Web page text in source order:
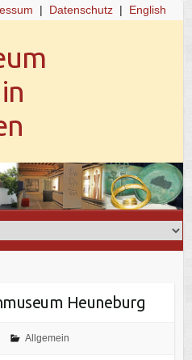
| Datenschutz| English
Heuneburg
Allgemein